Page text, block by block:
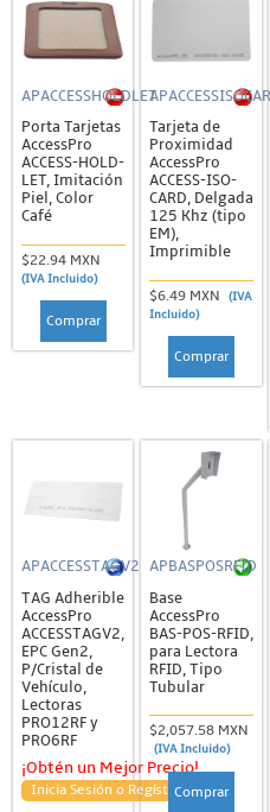
APACCESSHOLDLET
Porta Tarjetas
AccessPro
ACCESS-HOLD-
LET, Imitación
Piel, Color
Café
$22.94 MXN
(IVA Incluido)
Comprar
Tarjeta de
Proximidad
AccessPro
ACCESS-ISO-
CARD, Delgada
125 Khz (tipo
EM),
Imprimible
$6.49 MXN
(IVA
Incluido)
Comprar
APACCESSTAGV2
TAG Adherible
AccessPro
ACCESSTAGV2,
EPC Gen2,
P/Cristal de
Vehículo,
Lectoras
PRO12RF y
PRO6RF
¡Obtén un Mejor Precio!
Inicia Sesión o Regístrate
APBASPOSRFID
Base
AccessPro
BAS-POS-RFID,
para Lectora
RFID, Tipo
Tubular
$2,057.58 MXN
(IVA Incluido)
Comprar